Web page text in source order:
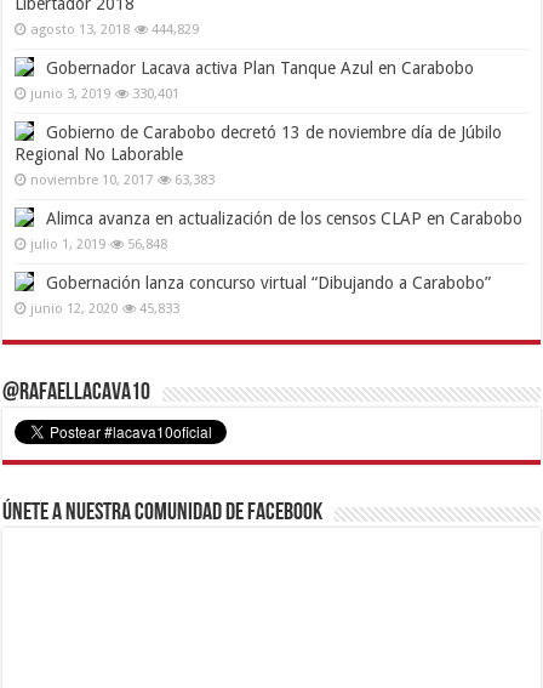
agosto 13, 2018 444,829
Gobernador Lacava activa Plan Tanque Azul en Carabobo
junio 3, 2019 330,401
Gobierno de Carabobo decretó 13 de noviembre día de Júbilo
Regional No Laborable
noviembre 10, 2017 63,383
Alimca avanza en actualización de los censos CLAP en Carabobo
julio 1, 2019 56,848
Gobernación lanza concurso virtual “Dibujando a Carabobo”
junio 12, 2020 45,833
@RafaelLacava10
Únete a nuestra comunidad de Facebook